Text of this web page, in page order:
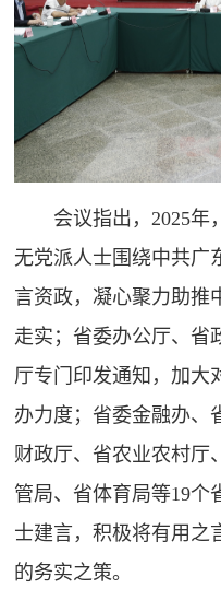
会议指出，2025年
无党派人士围绕中共广
言资政，凝心聚力助推
走实；省委办公厅、省
厅专门印发通知，加大
办力度；省委金融办、
财政厅、省农业农村厅
管局、省体育局等19个
士建言，积极将有用之
的务实之策。